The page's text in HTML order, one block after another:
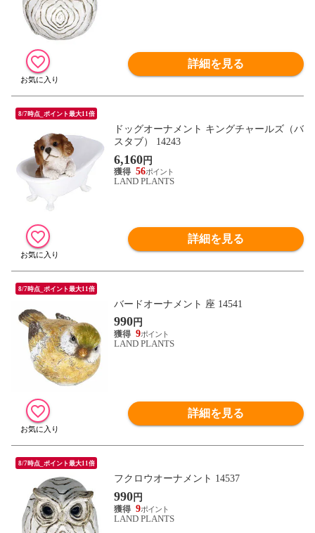
詳細を見る
8/7時点_ポイント最大11倍
ドッグオーナメント キングチャールズ（バ
スタブ） 14243
6,160円
56
LAND PLANTS
詳細を見る
8/7時点_ポイント最大11倍
バードオーナメント 座 14541
990円
9
LAND PLANTS
詳細を見る
8/7時点_ポイント最大11倍
フクロウオーナメント 14537
990円
9
LAND PLANTS